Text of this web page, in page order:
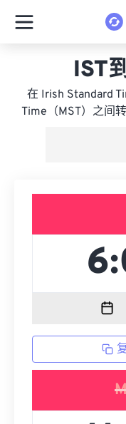
IST
在 Irish Standard
Time（MST）之间